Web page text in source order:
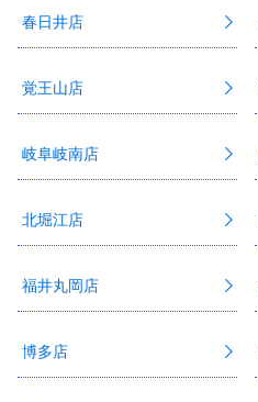
春日井店
覚王山店
岐阜岐南店
北堀江店
福井丸岡店
博多店